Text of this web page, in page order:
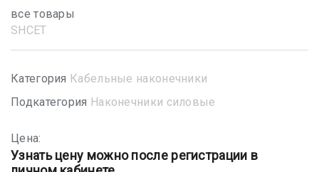
все товары
SHСET
Категория Кабельные наконечники
Подкатегория Наконечники силовые
Цена:
Узнать цену можно после регистрации в